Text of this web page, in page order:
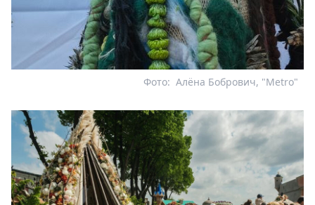
Алёна Бобрович, "Metro"
Фото: